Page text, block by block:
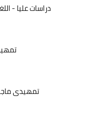
دراسات عليا -
تمهيدى